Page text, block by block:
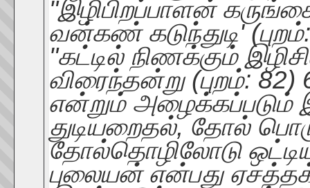
"இழிபிறப்பாளன்
வன்கண் கடுந்துடி'
"கட்டில் நிணக்கும்
விரைந்தன்று (புறம்: 82)
என்றும் அழைக்கப்படும்
துடியறைதல், தோல்
தோல்தொழிலோடு
புலையன் என்பது